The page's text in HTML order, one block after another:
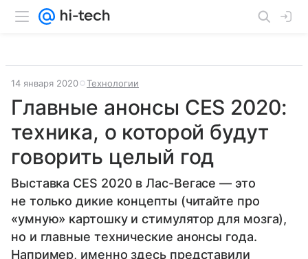
14 января 2020 Технологии
Главные анонсы CES 2020:
техника, о которой будут
говорить целый год
Выставка CES 2020 в Лас-Вегасе — это
не только дикие концепты (читайте про
«умную» картошку и стимулятор для мозга),
но и главные технические анонсы года.
Например, именно здесь представили